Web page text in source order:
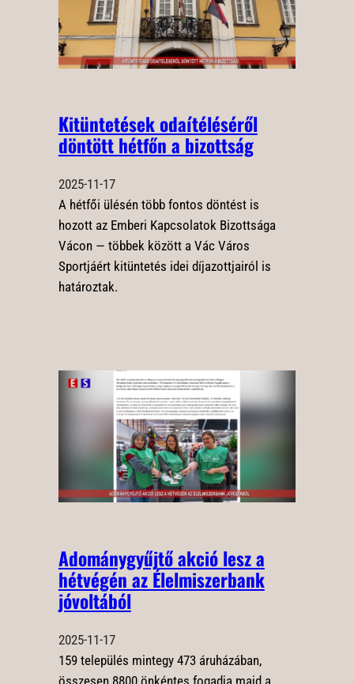
Kitüntetések odaítéléséről
döntött hétfőn a bizottság
2025-11-17
A hétfői ülésén több fontos döntést is
hozott az Emberi Kapcsolatok Bizottsága
Vácon — többek között a Vác Város
Sportjáért kitüntetés idei díjazottjairól is
határoztak.
Adománygyűjtő akció lesz a
hétvégén az Élelmiszerbank
jóvoltából
2025-11-17
159 település mintegy 473 áruházában,
összesen 8800 önkéntes fogadja majd a